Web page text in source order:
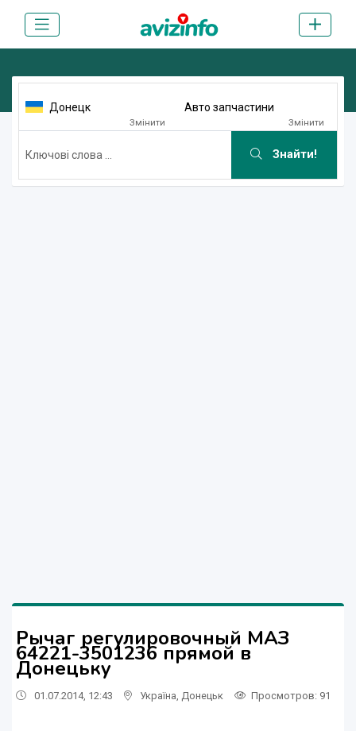
Донецк
Змінити
Авто запчастини
Змінити
Знайти!
Рычаг регулировочный МАЗ
64221-3501236 прямой в
Донецьку
01.07.2014, 12:43 Україна Донецьк Просмотров: 91